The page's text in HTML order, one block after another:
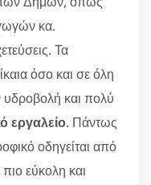
κα.
Τα
όσο και σε όλη
υδροβολή και πολύ
εργαλείο. Πάντως
οδηγείται από
εύκολη και